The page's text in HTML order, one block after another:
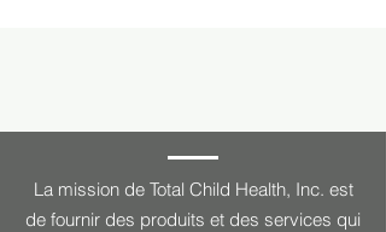
La mission de Total Child Health, Inc. est
de fournir des produits et des services qui